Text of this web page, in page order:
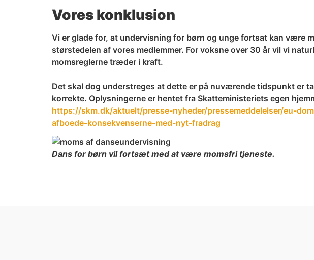
Vores konklusion
Vi er glade for, at undervisning for børn og unge fortsat kan være
størstedelen af vores medlemmer. For voksne over 30 år vil vi
momsreglerne træder i kraft.
Det skal dog understreges at dette er på nuværende tidspunkt er
korrekte. Oplysningerne er hentet fra Skatteministeriets egen
https://skm.dk/aktuelt/presse-nyheder/pressemeddelelser/eu-
afboede-konsekvenserne-med-nyt-fradrag
Dans for børn vil fortsæt med at være momsfri tjeneste.